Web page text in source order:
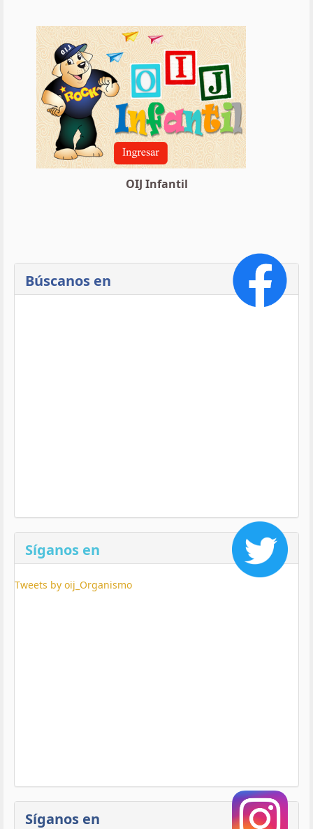
OIJ Infantil
Búscanos en
Síganos en
Tweets by oij_Organismo
Síganos en